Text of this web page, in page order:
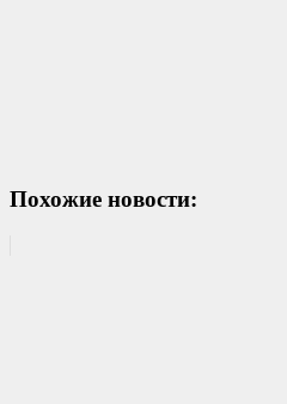
Похожие новости: